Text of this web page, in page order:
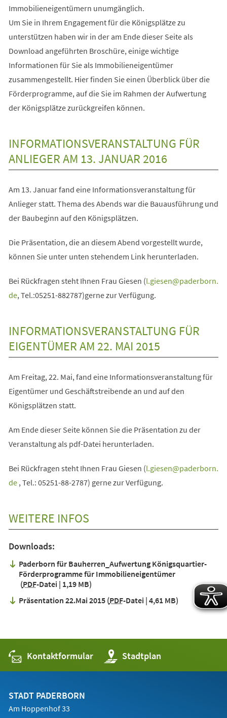
Immobilieneigentümern unumgänglich.
Um Sie in Ihrem Engagement für die Königsplätze zu
unterstützen haben wir in der am Ende dieser Seite als
Download angeführten Broschüre, einige wichtige
Informationen für Sie als Immobilieneigentümer
zusammengestellt. Hier finden Sie einen Überblick über die
Förderprogramme, auf die Sie im Rahmen der Aufwertung
der Königsplätze zurückgreifen können.
INFORMATIONSVERANSTALTUNG FÜR
ANLIEGER AM 13. JANUAR 2016
Am 13. Januar fand eine Informationsveranstaltung für
Anlieger statt. Thema des Abends war die Bauausführung und
der Baubeginn auf den Königsplätzen.
Die Präsentation, die an diesem Abend vorgestellt wurde,
können Sie unter unten stehendem Link herunterladen.
Bei Rückfragen steht Ihnen Frau Giesen (l.giesen
paderborn
de, Tel.:05251-882787)gerne zur Verfügung.
INFORMATIONSVERANSTALTUNG FÜR
EIGENTÜMER AM 22. MAI 2015
Am Freitag, 22. Mai, fand eine Informationsveranstaltung für
Eigentümer und Geschäftstreibende an und auf den
Königsplätzen statt.
Am Ende dieser Seite können Sie die Präsentation zu der
Veranstaltung als pdf-Datei herunterladen.
Bei Rückfragen steht Ihnen Frau Giesen (l.giesen
paderborn
de , Tel.: 05251-88-2787) gerne zur Verfügung.
WEITERE INFOS
Downloads:
Paderborn für Bauherren_Aufwertung Königsquartier-
Förderprogramme für Immobilieneigentümer
PDF-Datei 1,19 MB
Präsentation 22.Mai 2015 PDF-Datei 4,61 MB
Kontaktformular Stadtplan
(Öffnet
in
einem
STADT PADERBORN
Am Hoppenhof 33